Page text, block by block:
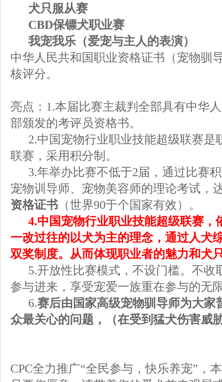
犬只服从赛
CBD保镖犬职业赛
我宠我乐（爱宠与主人的表演）
中华人民共和国职业资格证书（宠物驯
核评分。
亮点： 1.本届比赛主裁判全部具有中华
部颁发的考评员资格书。
2.中国宠物行业职业技能超级联赛是
联赛，采用积分制。
3.年举办比赛不低于2届，通过比赛
宠物训导师、宠物美容师的理论考试，
资格证书 （世界90于个国家有效）。
4.中国宠物行业职业技能超级联赛，
一改过往的以犬为主的理念，通过人犬
双奖制度。从而体现职业者的魅力和犬
5.开放性比赛模式，不设门槛。不收
参与进来，享受宠爱一族重在参与的无
6.赛后由国家高级宠物驯导师为大家
众最关心的问题，（在受到猛犬伤害威
CPC全力推广“全民参与，快乐养宠”，